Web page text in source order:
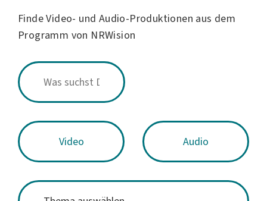
Finde Video- und Audio-Produktionen aus dem
Programm von NRWision
Video Audio